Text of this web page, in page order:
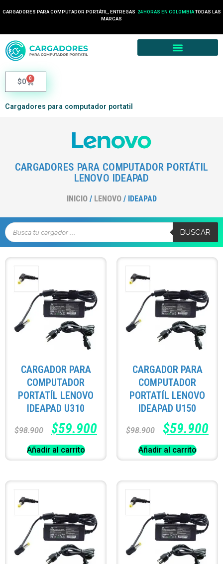
CARGADORES PARA COMPUTADOR PORTÁTIL, ENTREGAS 24 HORAS EN COLOMBIATODAS LAS
MARCAS
$0 0
Cargadores para computador portatil
CARGADORES PARA COMPUTADOR PORTÁTIL
LENOVO IDEAPAD
INICIO/ LENOVO/ IDEAPAD
BUSCAR
CARGADOR PARA
COMPUTADOR
PORTATÍL LENOVO
IDEAPAD U310
$98.900 $59.900
Añadir al carrito
CARGADOR PARA
COMPUTADOR
PORTATÍL LENOVO
IDEAPAD U150
$98.900 $59.900
Añadir al carrito